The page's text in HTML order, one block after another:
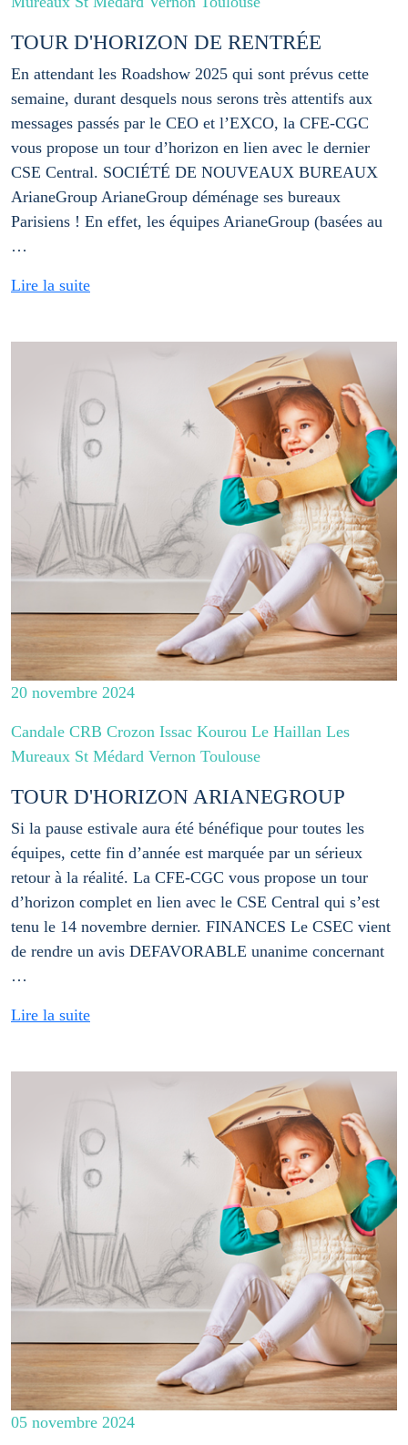
TOUR D'HORIZON DE RENTRÉE
En attendant les Roadshow 2025 qui sont prévus cette
semaine, durant desquels nous serons très attentifs aux
messages passés par le CEO et l’EXCO, la CFE-CGC
vous propose un tour d’horizon en lien avec le dernier
CSE Central. SOCIÉTÉ DE NOUVEAUX BUREAUX
ArianeGroup ArianeGroup déménage ses bureaux
Parisiens ! En effet, les équipes ArianeGroup (basées au
…
Lire la suite
20 novembre 2024
Candale CRB Crozon Issac Kourou Le Haillan Les
Mureaux St Médard Vernon Toulouse
TOUR D'HORIZON ARIANEGROUP
Si la pause estivale aura été bénéfique pour toutes les
équipes, cette fin d’année est marquée par un sérieux
retour à la réalité. La CFE-CGC vous propose un tour
d’horizon complet en lien avec le CSE Central qui s’est
tenu le 14 novembre dernier. FINANCES Le CSEC vient
de rendre un avis DEFAVORABLE unanime concernant
…
Lire la suite
05 novembre 2024